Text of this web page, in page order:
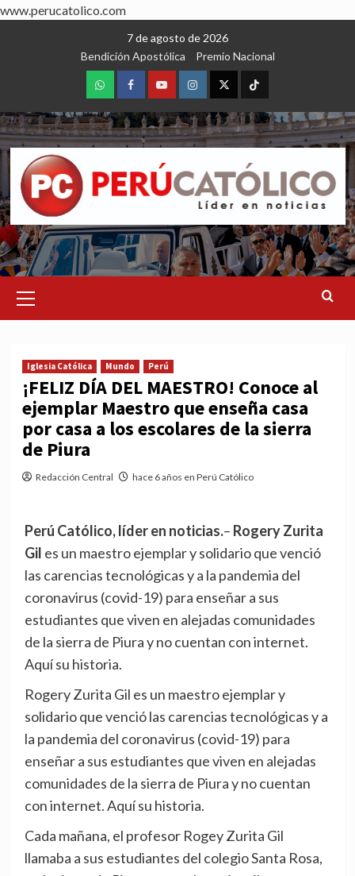
www.perucatolico.com
7 de agosto de 2026
Bendición Apostólica
Premio Nacional
WhatsAppFacebookYoutubeInstagram
X TikTok
Menu
Iglesia Católica Mundo Perú
¡FELIZ DÍA DEL MAESTRO! Conoce al
ejemplar Maestro que enseña casa
por casa a los escolares de la sierra
de Piura
Redacción Central hace 6 años en Perú Católico
Perú Católico, líder en noticias.– Rogery Zurita
Gil es un maestro ejemplar y solidario que venció
las carencias tecnológicas y a la pandemia del
coronavirus (covid-19) para enseñar a sus
estudiantes que viven en alejadas comunidades
de la sierra de Piura y no cuentan con internet.
Aquí su historia.
Rogery Zurita Gil es un maestro ejemplar y
solidario que venció las carencias tecnológicas y a
la pandemia del coronavirus (covid-19) para
enseñar a sus estudiantes que viven en alejadas
comunidades de la sierra de Piura y no cuentan
con internet. Aquí su historia.
Cada mañana, el profesor Rogey Zurita Gil
llamaba a sus estudiantes del colegio Santa Rosa,